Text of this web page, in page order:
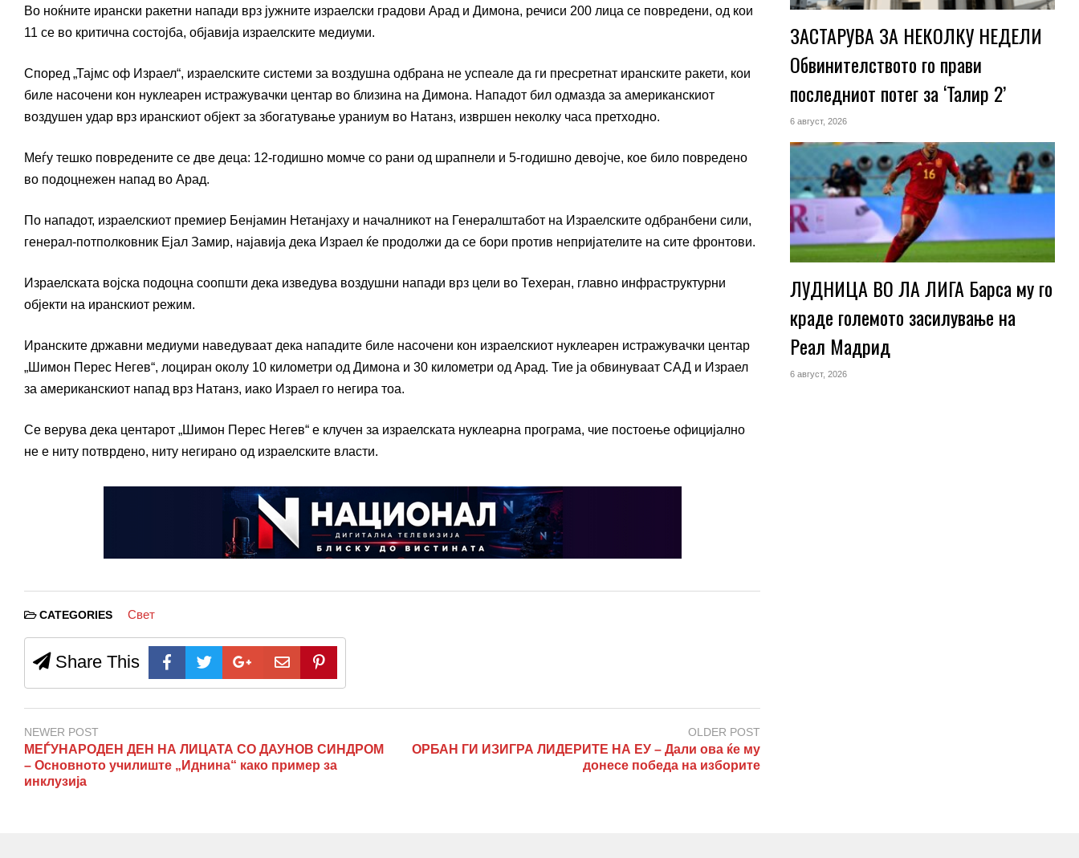
Во ноќните ирански ракетни напади врз јужните израелски градови Арад и Димона, речиси 200 лица се повредени, од кои
11 се во критична состојба, објавија израелските медиуми.
Според „Тајмс оф Израел“, израелските системи за воздушна одбрана не успеале да ги пресретнат иранските ракети, кои
биле насочени кон нуклеарен истражувачки центар во близина на Димона. Нападот бил одмазда за американскиот
воздушен удар врз иранскиот објект за збогатување ураниум во Натанз, извршен неколку часа претходно.
Меѓу тешко повредените се две деца: 12-годишно момче со рани од шрапнели и 5-годишно девојче, кое било повредено
во подоцнежен напад во Арад.
По нападот, израелскиот премиер Бенјамин Нетанјаху и началникот на Генералштабот на Израелските одбранбени сили,
генерал-потполковник Ејал Замир, најавија дека Израел ќе продолжи да се бори против непријателите на сите фронтови.
Израелската војска подоцна соопшти дека изведува воздушни напади врз цели во Техеран, главно инфраструктурни
објекти на иранскиот режим.
Иранските државни медиуми наведуваат дека нападите биле насочени кон израелскиот нуклеарен истражувачки центар
„Шимон Перес Негев“, лоциран околу 10 километри од Димона и 30 километри од Арад. Тие ја обвинуваат САД и Израел
за американскиот напад врз Натанз, иако Израел го негира тоа.
Се верува дека центарот „Шимон Перес Негев“ е клучен за израелската нуклеарна програма, чие постоење официјално
не е ниту потврдено, ниту негирано од израелските власти.
CATEGORIES Свет
Share This
NEWER POST
МЕЃУНАРОДЕН ДЕН НА ЛИЦАТА СО ДАУНОВ СИНДРОМ
– Основното училиште „Иднина“ како пример за
инклузија
OLDER POST
ОРБАН ГИ ИЗИГРА ЛИДЕРИТЕ НА ЕУ – Дали ова ќе му
донесе победа на изборите
ЗАСТАРУВА ЗА НЕКОЛКУ НЕДЕЛИ
Обвинителството го прави
последниот потег за ‘Талир 2’
6 август, 2026
ЛУДНИЦА ВО ЛА ЛИГА Барса му го
краде големото засилување на
Реал Мадрид
6 август, 2026